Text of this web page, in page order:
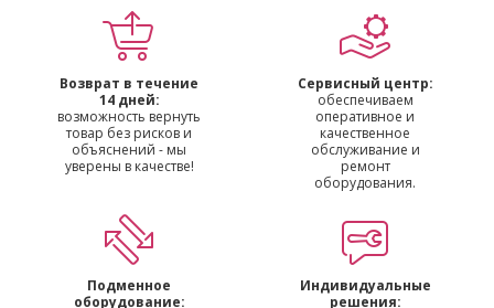
Возврат в течение
14 дней:
возможность вернуть
товар без рисков и
объяснений - мы
уверены в качестве!
Сервисный центр:
обеспечиваем
оперативное и
качественное
обслуживание и
ремонт
оборудования.
Подменное
оборудование:
Индивидуальные
решения: